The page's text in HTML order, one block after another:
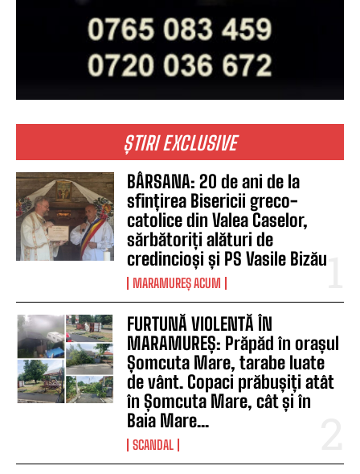
ȘTIRI EXCLUSIVE
BÂRSANA: 20 de ani de la
sfințirea Bisericii greco-
catolice din Valea Caselor,
sărbătoriți alături de
credincioși și PS Vasile Bizău
MARAMUREȘ ACUM
FURTUNĂ VIOLENTĂ ÎN
MARAMUREȘ: Prăpăd în orașul
Șomcuta Mare, tarabe luate
de vânt. Copaci prăbușiți atât
în Șomcuta Mare, cât și în
Baia Mare...
SCANDAL